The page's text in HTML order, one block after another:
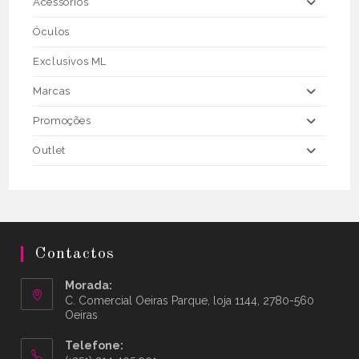
Óculos
Exclusivos ML
Marcas
Promoções
Outlet
Contactos
Morada:
C. Comercial Oeiras Parque, loja 1144, 2780-560
Oeiras
Telefone: